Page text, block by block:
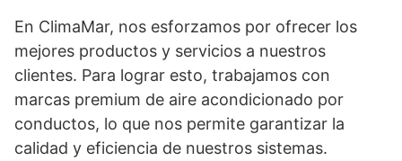
En ClimaMar, nos esforzamos por ofrecer los
mejores productos y servicios a nuestros
clientes. Para lograr esto, trabajamos con
marcas premium de aire acondicionado por
conductos, lo que nos permite garantizar la
calidad y eficiencia de nuestros sistemas.